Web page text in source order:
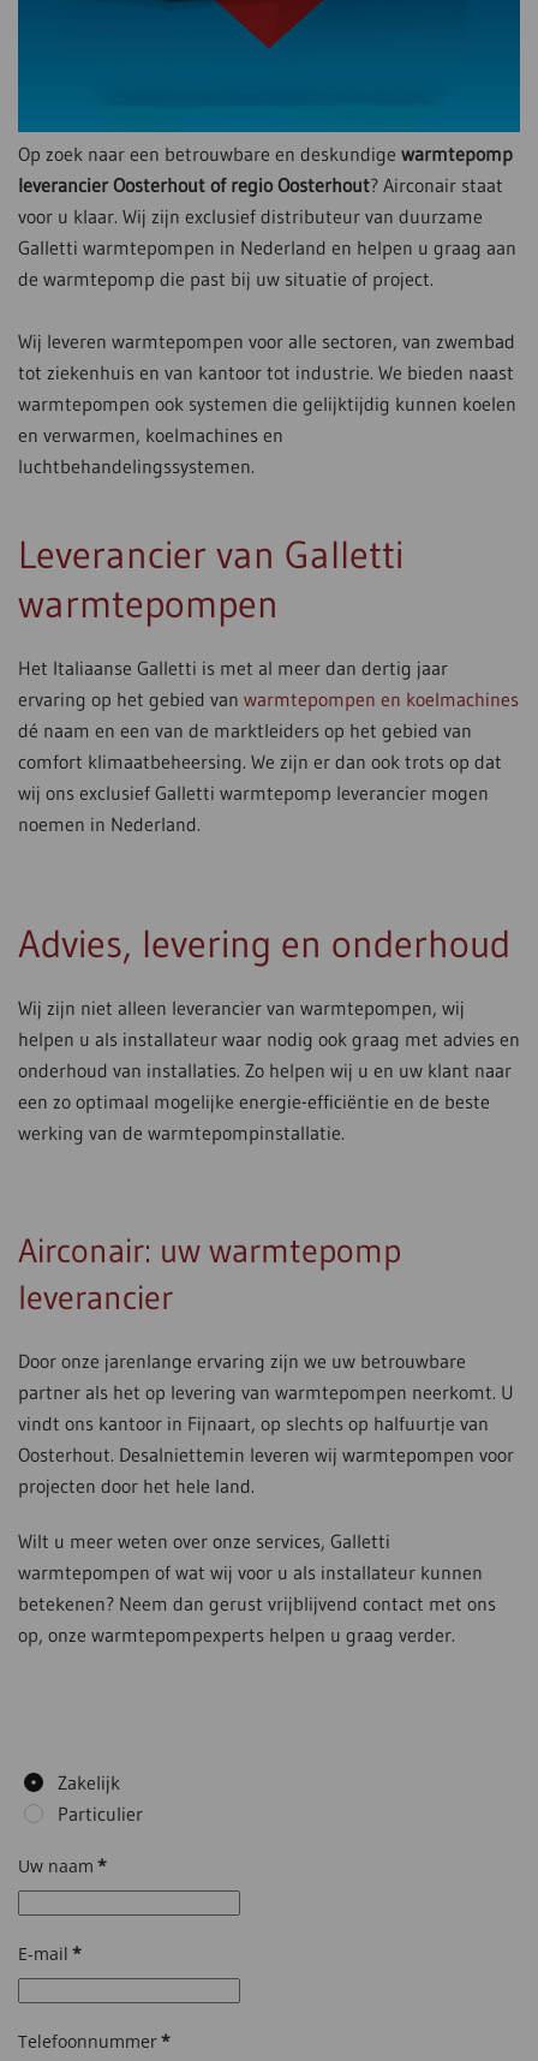
Op zoek naar een betrouwbare en deskundige warmtepomp
leverancier Oosterhout of regio Oosterhout? Airconair staat
voor u klaar. Wij zijn exclusief distributeur van duurzame
Galletti warmtepompen in Nederland en helpen u graag aan
de warmtepomp die past bij uw situatie of project.
Wij leveren warmtepompen voor alle sectoren, van zwembad
tot ziekenhuis en van kantoor tot industrie. We bieden naast
warmtepompen ook systemen die gelijktijdig kunnen koelen
en verwarmen, koelmachines en
luchtbehandelingssystemen.
Leverancier van Galletti
warmtepompen
Het Italiaanse Galletti is met al meer dan dertig jaar
ervaring op het gebied van warmtepompen en koelmachines
dé naam en een van de marktleiders op het gebied van
comfort klimaatbeheersing. We zijn er dan ook trots op dat
wij ons exclusief Galletti warmtepomp leverancier mogen
noemen in Nederland.
Advies, levering en onderhoud
Wij zijn niet alleen leverancier van warmtepompen, wij
helpen u als installateur waar nodig ook graag met advies en
onderhoud van installaties. Zo helpen wij u en uw klant naar
een zo optimaal mogelijke energie-efficiëntie en de beste
werking van de warmtepompinstallatie.
Airconair: uw warmtepomp
leverancier
Door onze jarenlange ervaring zijn we uw betrouwbare
partner als het op levering van warmtepompen neerkomt. U
vindt ons kantoor in Fijnaart, op slechts op halfuurtje van
Oosterhout. Desalniettemin leveren wij warmtepompen voor
projecten door het hele land.
Wilt u meer weten over onze services, Galletti
warmtepompen of wat wij voor u als installateur kunnen
betekenen? Neem dan gerust vrijblijvend contact met ons
op, onze warmtepompexperts helpen u graag verder.
Zakelijk
Particulier
Uw naam *
E-mail *
Telefoonnummer*